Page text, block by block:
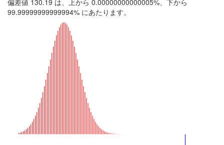
偏差値 130.19 は、上から 0.00000000000005%、下から
99.99999999999994% にあたります。